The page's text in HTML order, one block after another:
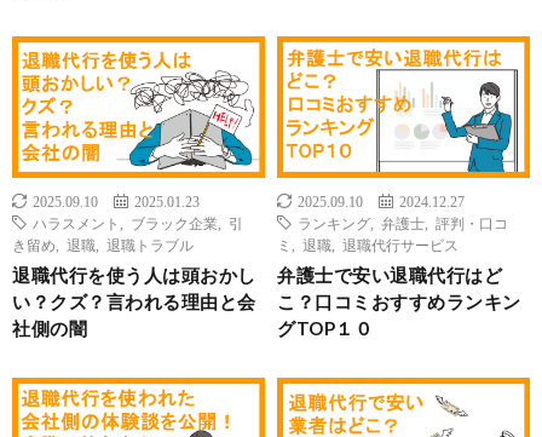
2025.09.10
2025.01.23
ハラスメント
ブラック企業
引
き留め
退職 退職トラブル
退職代行を使う人は頭おかし
い？クズ？言われる理由と会
社側の闇
2025.09.10
2024.12.27
ランキング
弁護士
評判・口コ
ミ
退職 退職代行サービス
弁護士で安い退職代行はど
こ？口コミおすすめランキン
グTOP１０